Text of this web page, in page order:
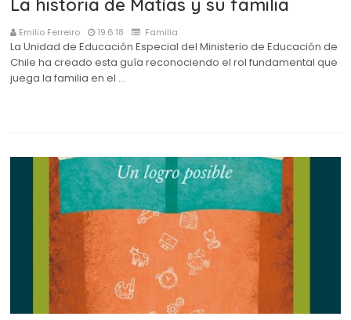
La historia de Matías y su familia
Emilio Ferreiro 19.6.18 Familia
La Unidad de Educación Especial del Ministerio de Educación de
Chile ha creado esta guía reconociendo el rol fundamental que
juega la familia en el …